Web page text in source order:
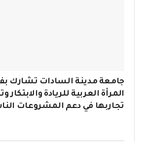
جامعة مدينة السادات تشارك
المرأة العربية للريادة
تجاربها في دعم المشروعات